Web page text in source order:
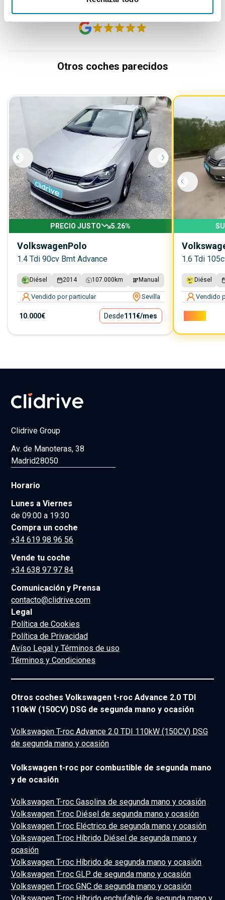
Más de 3.500 clientes satisfechos
Otros coches parecidos
PRECIO JUSTO 5.26%
VolkswagenPolo
1.4 Tdi 90cv Bmt Advance
Diésel 2014 107.000 km Manual
Vendido por particular Sevilla
10.000€ Desde111€/mes
1.6 Tdi
Diésel
Vendido
Clidrive Group
Av. de Manoteras, 38
Madrid28050
Horario
Lunes a Viernes
de 09:00 a 19:30
Compra un coche
+34 619 98 96 56
Vende tu coche
+34 638 97 97 84
Comunicación y Prensa
contacto@clidrive.com
Legal
Política de Cookies
Política de Privacidad
Avíso Legal y Términos de uso
Términos y Condiciones
Otros coches Volkswagen t-roc Advance 2.0 TDI
110kW (150CV) DSG de segunda mano y ocasión
Volkswagen T-roc Advance 2.0 TDI 110kW (150CV) DSG
de segunda mano y ocasión
Volkswagen t-roc por combustible de segunda mano
y de ocasión
Volkswagen T-roc Gasolina de segunda mano y ocasión
Volkswagen T-roc Diésel de segunda mano y ocasión
Volkswagen T-roc Eléctrico de segunda mano y ocasión
Volkswagen T-roc Híbrido Diésel de segunda mano y
ocasión
Volkswagen T-roc Híbrido de segunda mano y ocasión
Volkswagen T-roc GLP de segunda mano y ocasión
Volkswagen T-roc GNC de segunda mano y ocasión